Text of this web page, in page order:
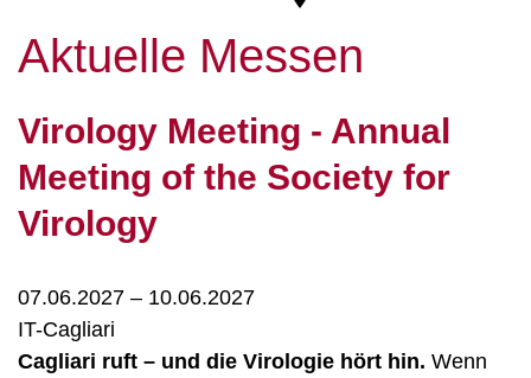
Aktuelle Messen
Virology Meeting - Annual
Meeting of the Society for
Virology
07.06.2027 – 10.06.2027
IT-Cagliari
Cagliari ruft – und die Virologie hört hin. Wenn